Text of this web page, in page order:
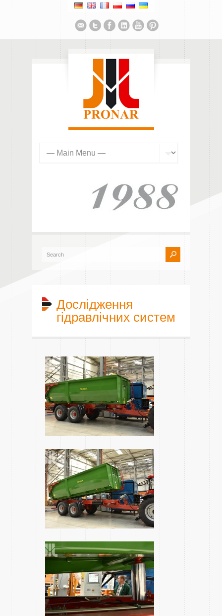
Дослідження
гідравлічних систем